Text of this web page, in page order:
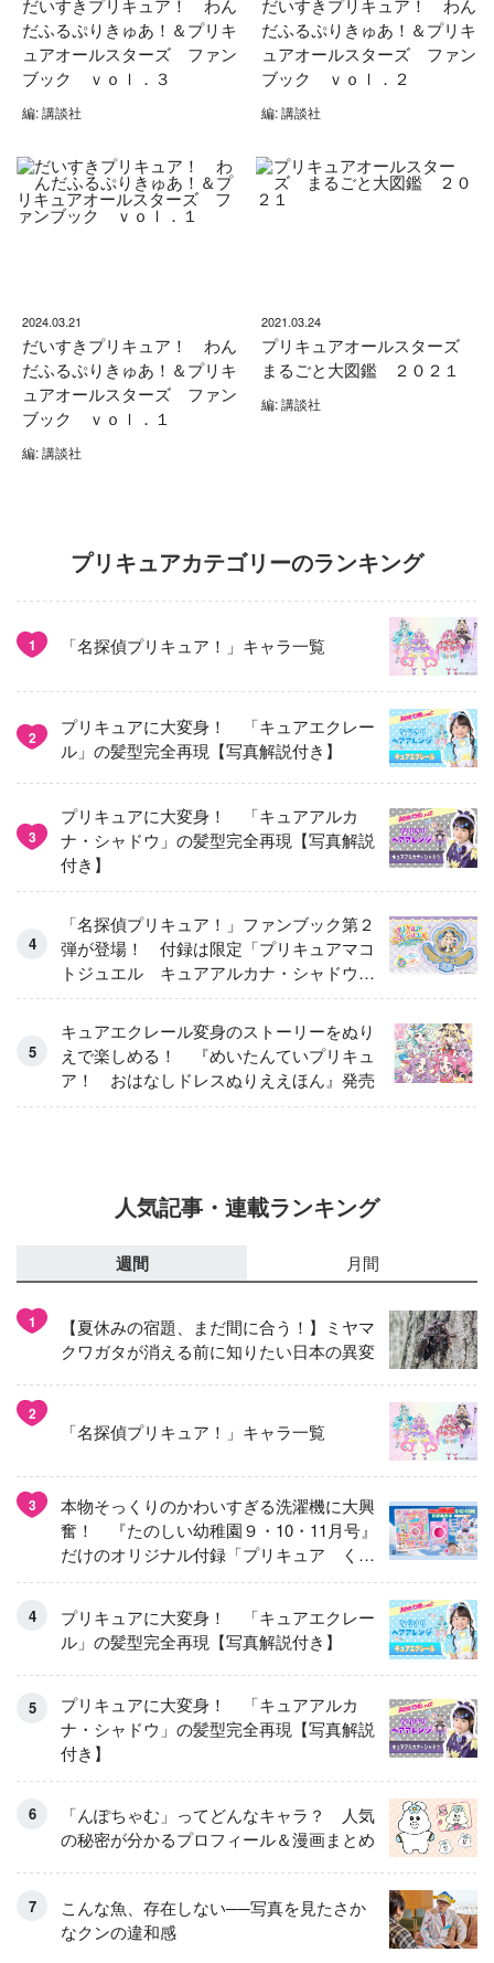
だいすきプリキュア！ わん
だふるぷりきゅあ！＆プリキ
ュアオールスターズ ファン
ブック ｖｏｌ．３
編: 講談社
だいすきプリキュア！ わん
だふるぷりきゅあ！＆プリキ
ュアオールスターズ ファン
ブック ｖｏｌ．２
編: 講談社
2024.03.21
だいすきプリキュア！ わん
だふるぷりきゅあ！＆プリキ
ュアオールスターズ ファン
ブック ｖｏｌ．１
編: 講談社
2021.03.24
プリキュアオールスターズ
まるごと大図鑑 ２０２１
編: 講談社
プリキュアカテゴリーのランキング
1 「名探偵プリキュア！」キャラ一覧
2
プリキュアに大変身！ 「キュアエクレー
ル」の髪型完全再現【写真解説付き】
3
プリキュアに大変身！ 「キュアアルカ
ナ・シャドウ」の髪型完全再現【写真解説
付き】
「名探偵プリキュア！」ファンブック第２
弾が登場！ 付録は限定「プリキュアマコ
トジュエル キュアアルカナ・シャドウ
アイスver.」 キュアエクレールを大特
集！
キュアエクレール変身のストーリーをぬり
えで楽しめる！ 『めいたんていプリキュ
ア！ おはなしドレスぬりええほん』発売
人気記事・連載ランキング
週間 月間
1
【夏休みの宿題、まだ間に合う！】ミヤマ
クワガタが消える前に知りたい日本の異変
2
「名探偵プリキュア！」キャラ一覧
3
本物そっくりのかわいすぎる洗濯機に大興
奮！ 『たのしい幼稚園９・10・11月号』
だけのオリジナル付録「プリキュア くる
くるせんたくき」
プリキュアに大変身！ 「キュアエクレー
ル」の髪型完全再現【写真解説付き】
プリキュアに大変身！ 「キュアアルカ
ナ・シャドウ」の髪型完全再現【写真解説
付き】
「んぽちゃむ」ってどんなキャラ？ 人気
の秘密が分かるプロフィール＆漫画まとめ
こんな魚、存在しない──写真を見たさか
なクンの違和感